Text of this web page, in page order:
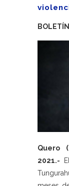
Quero
2021.-